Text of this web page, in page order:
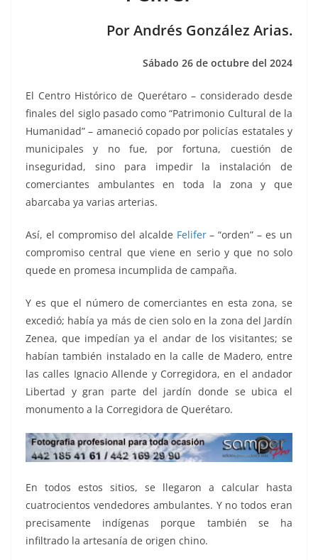
p er
Por Andrés González Arias.
Sábado 26 de octubre del 2024
El Centro Histórico de Querétaro – considerado desde
finales del siglo pasado como “Patrimonio Cultural de la
Humanidad” – amaneció copado por policías estatales y
municipales y no fue, por fortuna, cuestión de
inseguridad, sino para impedir la instalación de
comerciantes ambulantes en toda la zona y que
abarcaba ya varias arterias.
Así, el compromiso del alcalde Felifer– “orden” – es un
compromiso central que viene en serio y que no solo
quede en promesa incumplida de campaña.
Y es que el número de comerciantes en esta zona, se
excedió; había ya más de cien solo en la zona del Jardín
Zenea, que impedían ya el andar de los visitantes; se
habían también instalado en la calle de Madero, entre
las calles Ignacio Allende y Corregidora, en el andador
Libertad y gran parte del jardín donde se ubica el
monumento a la Corregidora de Querétaro.
En todos estos sitios, se llegaron a calcular hasta
cuatrocientos vendedores ambulantes. Y no todos eran
precisamente indígenas porque también se ha
infiltrado la artesanía de origen chino.